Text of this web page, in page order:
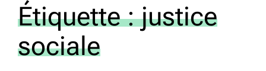
Étiquette :justice
sociale